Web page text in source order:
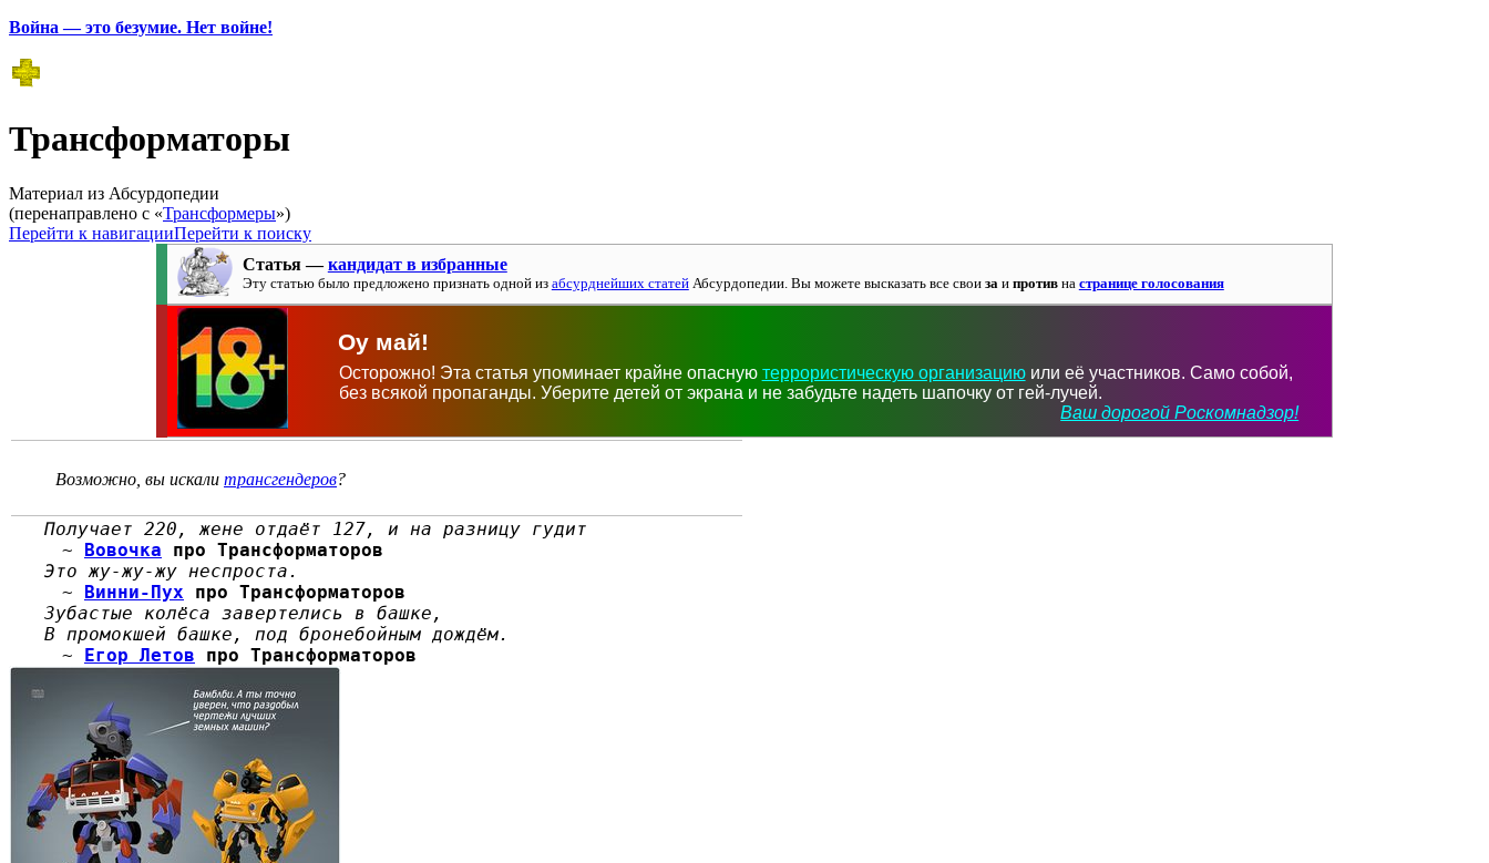
Война — это безумие. Нет войне!
Трансформаторы
Материал из Абсурдопедии
(перенаправлено с «Трансформеры»)
Перейти к навигацииПерейти к поиску
Статья —кандидат в избранные
Эту статью было предложено признать одной из абсурднейших статейАбсурдопедии. Вы можете высказать все свои за и противна странице голосования
Оу май!
Осторожно! Эта статья упоминает крайне опасную террористическую организациюили её участников. Само собой,
без всякой пропаганды. Уберите детей от экрана и не забудьте надеть шапочку от гей-лучей.
Ваш дорогой Роскомнадзор!
Возможно, вы искали трансгендеров?
Получает 220, жене отдаёт 127, и на разницу гудит
~ Вовочка про Трансформаторов
Это жу-жу-жу неспроста.
~ Винни-Пух про Трансформаторов
Зубастые колёса завертелись в башке,
В промокшей башке, под бронебойным дождём.
~ Егор Летов про Трансформаторов